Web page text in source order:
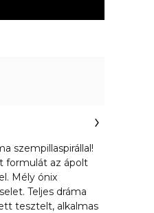
szempillaspirállal!
formulát az ápolt
Mély ónix
Teljes dráma
tesztelt, alkalmas